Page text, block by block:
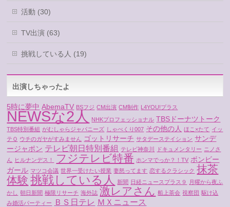
活動 (30)
TV出演 (63)
挑戦している人 (19)
出演しちゃったよ
5時に夢中 AbemaTV BSフジ CM出演 CM制作 L4YOU!プラス
NEWSな2人 NHKプロフェッショナル TBSドーナツトーク
TBS特別番組 がむしゃらジャパニーズ しゃべくり007 その他の人 ほこ×たて イッ
テＱ ウチのガヤがすみません ゴットリサーチ サタデーステイション サンデ
ージャポン テレビ朝日特別番組 テレビ神奈川 ドキュメンタリー ニノさ
ん ヒルナンデス！ フジテレビ特番 ホンマでっか？！TV ボンビー
ガール マツコ会議 世界一受けたい授業 妻怒ってます 恋するクラシック 抹茶
体験 挑戦している人 新聞 日経ニュースプラス９
月曜から夜ふ
かし 朝日新聞 極限リサーチ 海外誌 激レアさん 船上茶会 視察団 駆け込
み婚活パーティー
ＢＳ日テレ ＭＸニュース